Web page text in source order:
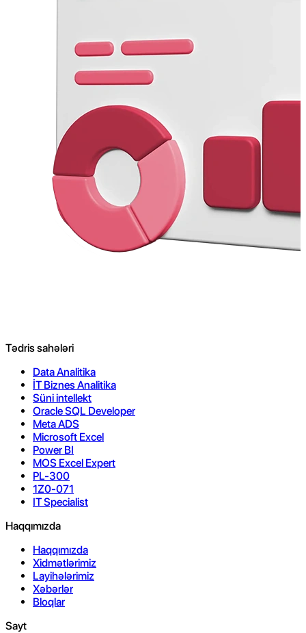
Tədris sahələri
Data Analitika
İT Biznes Analitika
Süni intellekt
Oracle SQL Developer
Meta ADS
Microsoft Excel
Power BI
MOS Excel Expert
PL-300
1Z0-071
IT Specialist
Haqqımızda
Haqqımızda
Xidmətlərimiz
Layihələrimiz
Xəbərlər
Bloqlar
Sayt